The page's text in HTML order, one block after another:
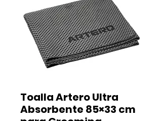
Toalla Artero Ultra
Absorbente 85×33 cm